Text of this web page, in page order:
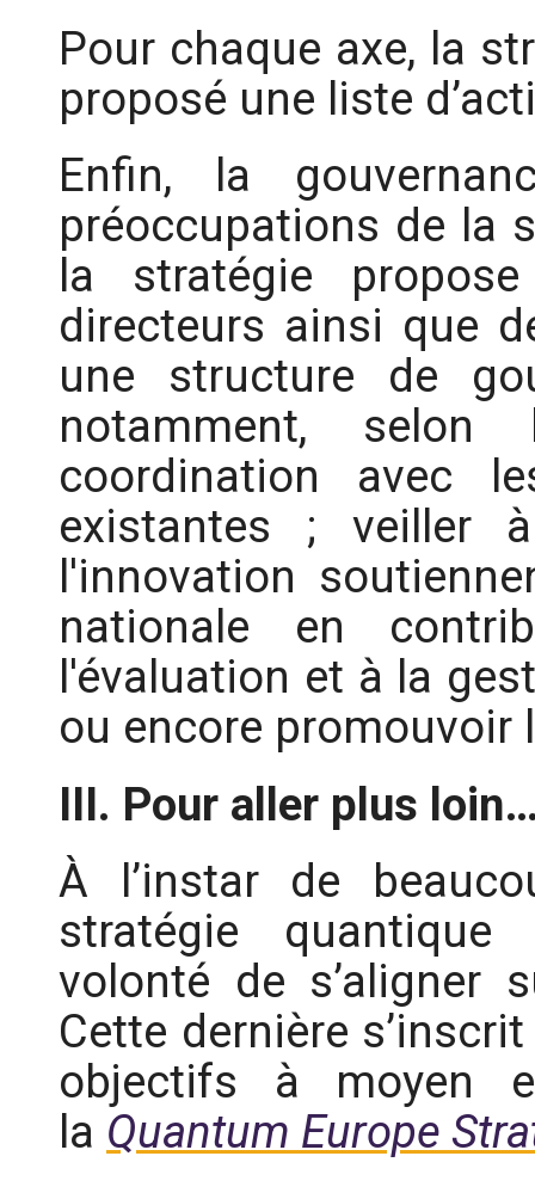
Pour chaque axe, la
proposé une liste
Enfin, la
préoccupations de la
la stratégie
directeurs ainsi que
une structure de
notamment,
coordination avec
existantes ; veiller
l'innovation
nationale en
l'évaluation et à la
ou encore
III. Pour aller plus
À l’instar de
stratégie quantique
volonté de s’aligner
Cette dernière
objectifs à moyen
la Quantum Europe